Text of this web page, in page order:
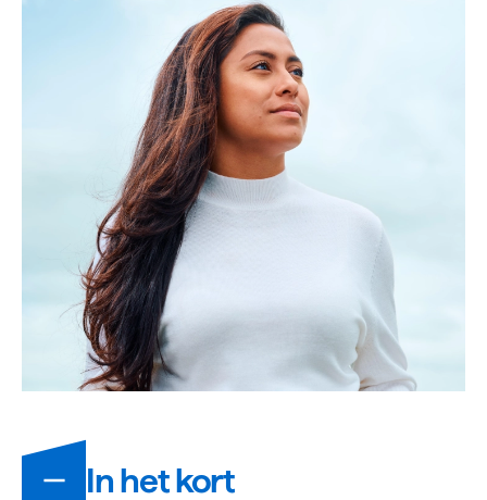
Informatie
In het kort